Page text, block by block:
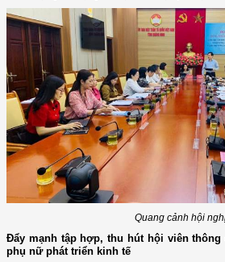
Quang cảnh hội
Đẩy mạnh tập hợp, thu hút hội viên
phụ nữ phát triển kinh tế